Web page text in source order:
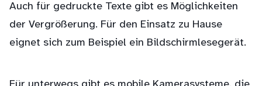
Auch für gedruckte Texte gibt es Möglichkeiten
der Vergrößerung. Für den Einsatz zu Hause
eignet sich zum Beispiel ein Bildschirmlesegerät.